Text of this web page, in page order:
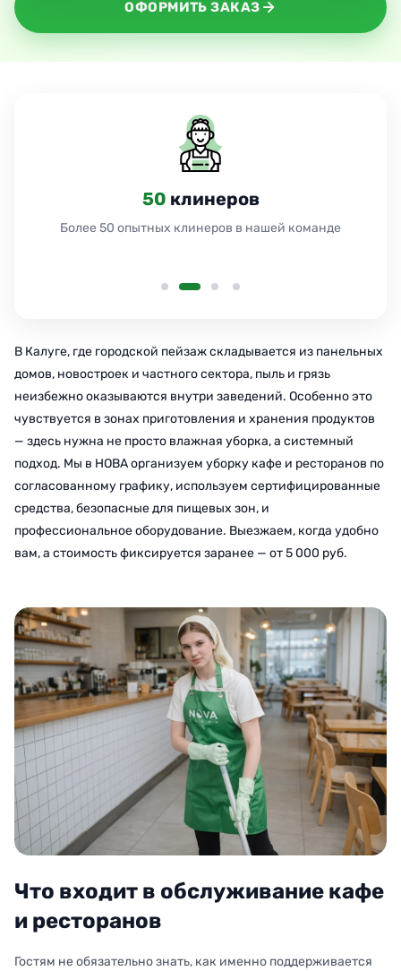
ОФОРМИТЬ ЗАКАЗ
50 клинеров
Более 50 опытных клинеров в нашей команде
В Калуге, где городской пейзаж складывается из панельных
домов, новостроек и частного сектора, пыль и грязь
неизбежно оказываются внутри заведений. Особенно это
чувствуется в зонах приготовления и хранения продуктов
— здесь нужна не просто влажная уборка, а системный
подход. Мы в НОВА организуем уборку кафе и ресторанов по
согласованному графику, используем сертифицированные
средства, безопасные для пищевых зон, и
профессиональное оборудование. Выезжаем, когда удобно
вам, а стоимость фиксируется заранее — от 5 000 руб.
Что входит в обслуживание кафе
и ресторанов
Гостям не обязательно знать, как именно поддерживается